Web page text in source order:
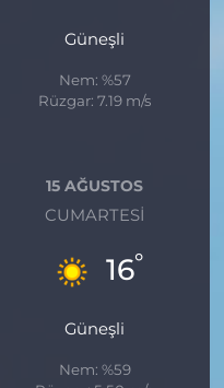
Güneşli
Nem: %57
Rüzgar: 7.19 m/s
15 AĞUSTOS
CUMARTESI
16°
Güneşli
Nem: %59